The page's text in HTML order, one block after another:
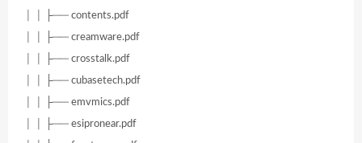
│ │ ├── contents.pdf
│ │ ├── creamware.pdf
│ │ ├── crosstalk.pdf
│ │ ├── cubasetech.pdf
│ │ ├── emvmics.pdf
│ │ ├── esipronear.pdf